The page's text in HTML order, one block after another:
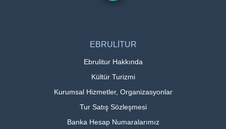
EBRULİTUR
Ebrulitur Hakkında
Kültür Turizmi
Kurumsal Hizmetler, Organizasyonlar
Tur Satış Sözleşmesi
Banka Hesap Numaralarımız